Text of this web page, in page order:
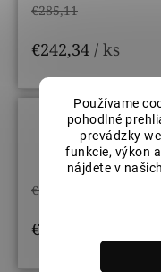
Používame
pohodlné
prevádzky
funkcie, výkon
nájdete v našich
€285,11
€242,34 / ks
Farba
€285,11
€242,34